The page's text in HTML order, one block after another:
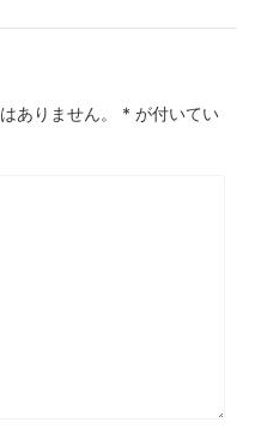
ありません。 * が付いてい